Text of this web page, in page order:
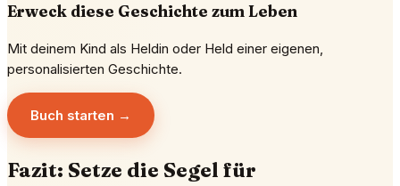
Erweck diese Geschichte zum Leben
Mit deinem Kind als Heldin oder Held einer eigenen,
personalisierten Geschichte.
Buch starten →
Fazit: Setze die Segel für